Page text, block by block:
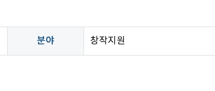
분야 창작지원